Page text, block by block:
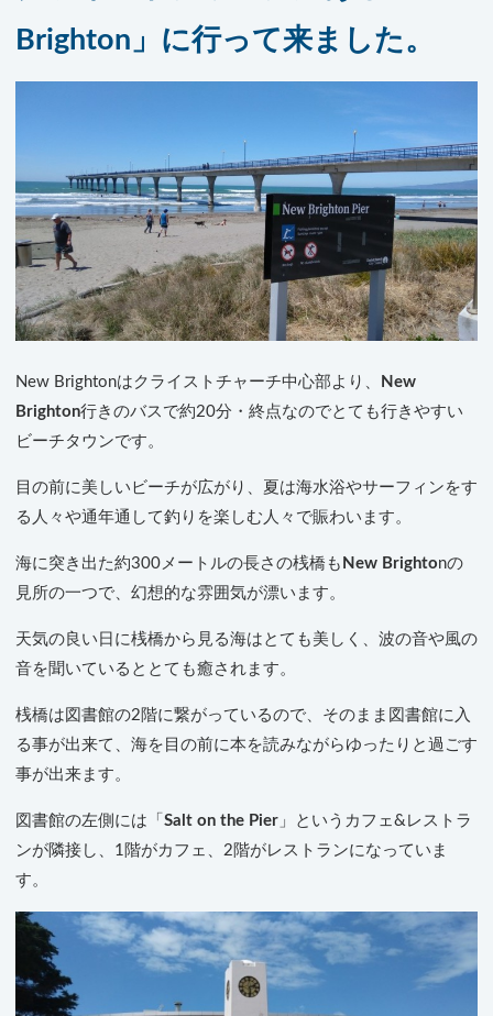
Brighton」に行って来ました。
New Brightonはクライストチャーチ中心部より、
New
Brighton行きのバスで約20分・終点なのでとても行きやすい
ビーチタウンです。
目の前に美しいビーチが広がり、夏は海水浴やサーフィンをす
る人々や通年通して釣りを楽しむ人々で賑わいます。
海に突き出た約300メートルの長さの桟橋も New Brightonの
見所の一つで、幻想的な雰囲気が漂います。
天気の良い日に桟橋から見る海はとても美しく、波の音や風の
音を聞いているととても癒されます。
桟橋は図書館の2階に繋がっているので、そのまま図書館に入
る事が出来て、海を目の前に本を読みながらゆったりと過ごす
事が出来ます。
図書館の左側には「 Salt on the Pier 」というカフェ&レストラ
ンが隣接し、1階がカフェ、2階がレストランになっていま
す。